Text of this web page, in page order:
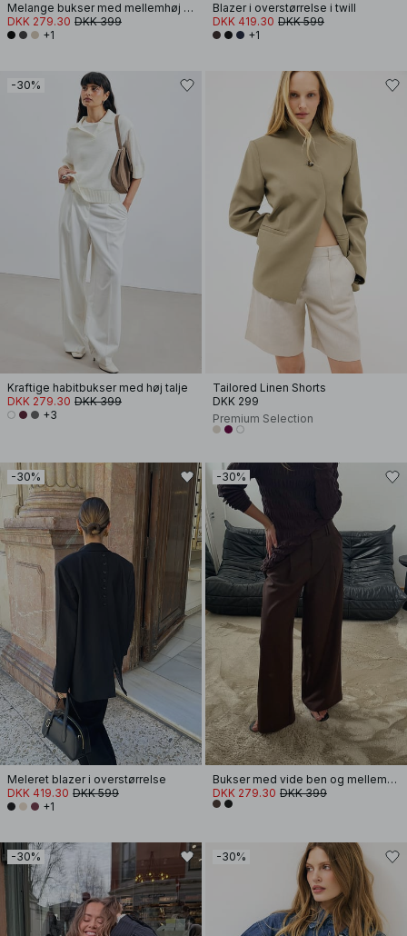
Melange bukser med mellemhøj talje
DKK 279.30 DKK 399
+1
Blazer i overstørrelse i twill
DKK 419.30 DKK 599
+1
-30%
Kraftige habitbukser med høj talje
DKK 279.30 DKK 399
+3
Tailored Linen Shorts
DKK 299
Premium Selection
-30%
Meleret blazer i overstørrelse
DKK 419.30 DKK 599
+1
-30%
Bukser med vide ben og mellemhøj talje
DKK 279.30 DKK 399
-30% -30%